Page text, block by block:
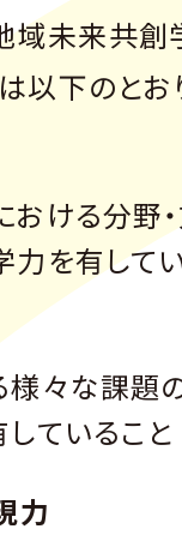
地域未来共
以下のとお
ける分野
を有して
々な課題
ていること
力